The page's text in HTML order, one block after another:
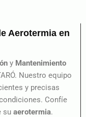
Aerotermia en
y Mantenimiento
Nuestro equipo
y precisas
Confíe
su aerotermia.